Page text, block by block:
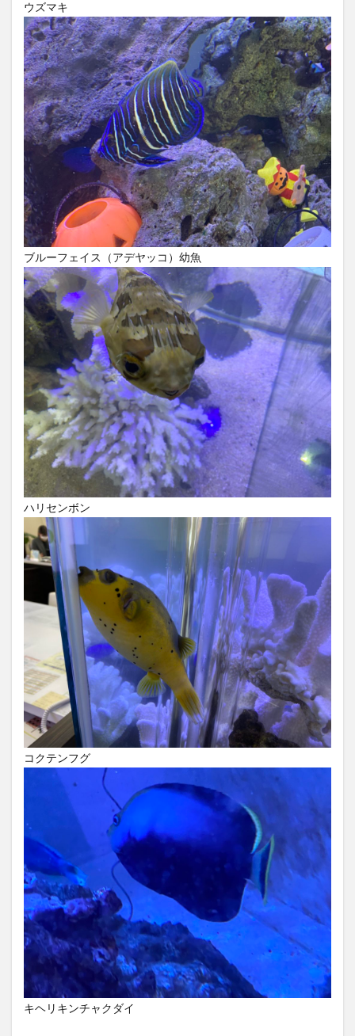
ウズマキ
ブルーフェイス（アデヤッコ）幼魚
ハリセンボン
コクテンフグ
キヘリキンチャクダイ